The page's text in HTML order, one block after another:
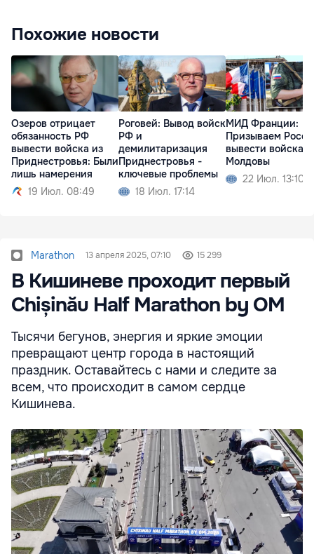
Похожие новости
Озеров отрицает
обязанность РФ
вывести войска из
Приднестровья: Были
лишь намерения
19 Июл. 08:49
Роговей: Вывод войск
РФ и
демилитаризация
Приднестровья -
ключевые проблемы
18 Июл. 17:14
МИД Франции:
Призываем
вывести войска
Молдовы
22 Июл. 13:10
Marathon 13 апреля 2025, 07:10 15 299
В Кишиневе проходит первый
Chișinău Half Marathon by OM
Тысячи бегунов, энергия и яркие эмоции
превращают центр города в настоящий
праздник. Оставайтесь с нами и следите за
всем, что происходит в самом сердце
Кишинева.